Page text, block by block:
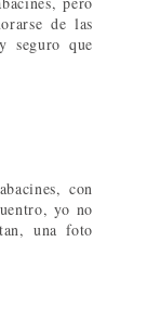
de las
seguro que
con
yo no
una foto